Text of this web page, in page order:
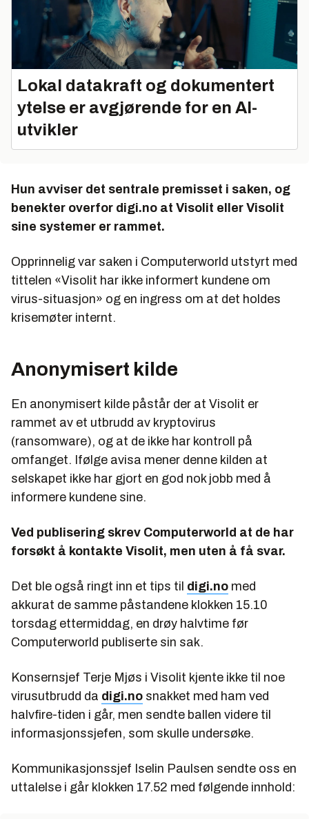
Lokal datakraft og dokumentert
ytelse er avgjørende for en AI-
utvikler
Hun avviser det sentrale premisset i saken, og
benekter overfor digi.no at Visolit eller Visolit
sine systemer er rammet.
Opprinnelig var saken i Computerworld utstyrt med
tittelen «Visolit har ikke informert kundene om
virus-situasjon» og en ingress om at det holdes
krisemøter internt.
Anonymisert kilde
En anonymisert kilde påstår der at Visolit er
rammet av et utbrudd av kryptovirus
(ransomware), og at de ikke har kontroll på
omfanget. Ifølge avisa mener denne kilden at
selskapet ikke har gjort en god nok jobb med å
informere kundene sine.
Ved publisering skrev Computerworld at de har
forsøkt å kontakte Visolit, men uten å få svar.
Det ble også ringt inn et tips til digi.no med
akkurat de samme påstandene klokken 15.10
torsdag ettermiddag, en drøy halvtime før
Computerworld publiserte sin sak.
Konsernsjef Terje Mjøs i Visolit kjente ikke til noe
virusutbrudd da digi.no snakket med ham ved
halvfire-tiden i går, men sendte ballen videre til
informasjonssjefen, som skulle undersøke.
Kommunikasjonssjef Iselin Paulsen sendte oss en
uttalelse i går klokken 17.52 med følgende innhold: